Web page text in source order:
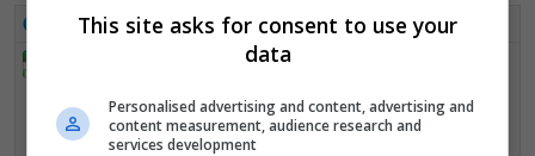
kill52
10 Novembro 2013
This site asks for consent to use your
data
Personalised advertising and content, advertising and
content measurement, audience research and
services development